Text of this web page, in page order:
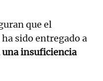
que el
sido entregado a
insuficiencia